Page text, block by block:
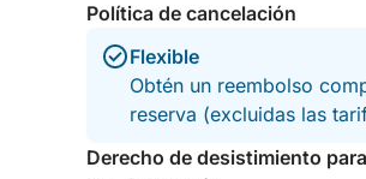
Política de cancelación
Flexible
Obtén un reembolso
reserva (excluidas las
Derecho de desistimiento